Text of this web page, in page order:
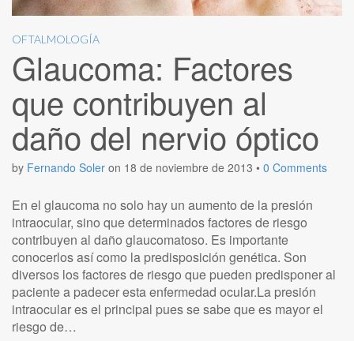
OFTALMOLOGÍA
Glaucoma: Factores
que contribuyen al
daño del nervio óptico
by Fernando Soler on 18 de noviembre de 2013 • 0 Comments
En el glaucoma no solo hay un aumento de la presión
intraocular, sino que determinados factores de riesgo
contribuyen al daño glaucomatoso. Es importante
conocerlos así como la predisposición genética. Son
diversos los factores de riesgo que pueden predisponer al
paciente a padecer esta enfermedad ocular.La presión
intraocular es el principal pues se sabe que es mayor el
riesgo de…